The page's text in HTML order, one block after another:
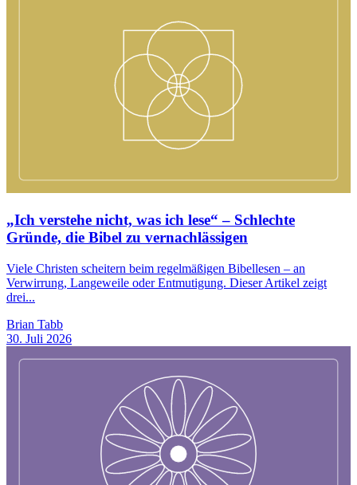
„Ich verstehe nicht, was ich lese“ – Schlechte
Gründe, die Bibel zu vernachlässigen
Viele Christen scheitern beim regelmäßigen Bibellesen – an
Verwirrung, Langeweile oder Entmutigung. Dieser Artikel zeigt
drei...
Brian Tabb
30. Juli 2026